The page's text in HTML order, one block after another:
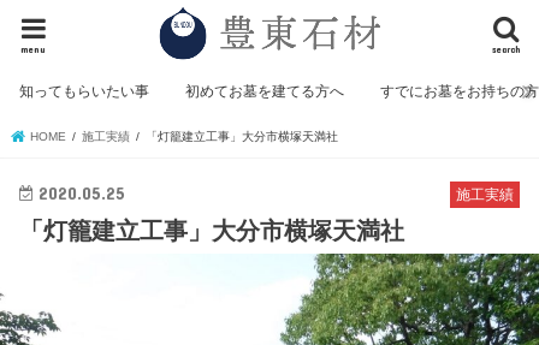
search
menu
知ってもらいたい事 初めてお墓を建てる方へ すでにお墓をお持ちの
HOME 施工実績 「灯籠建立工事」大分市横塚天満社
施工実績
2020.05.25
「灯籠建立工事」大分市横塚天満社